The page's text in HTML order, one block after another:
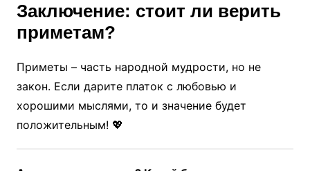
Заключение: стоит ли верить
приметам?
Приметы – часть народной мудрости, но не
закон. Если дарите платок с любовью и
хорошими мыслями, то и значение будет
положительным! 💖